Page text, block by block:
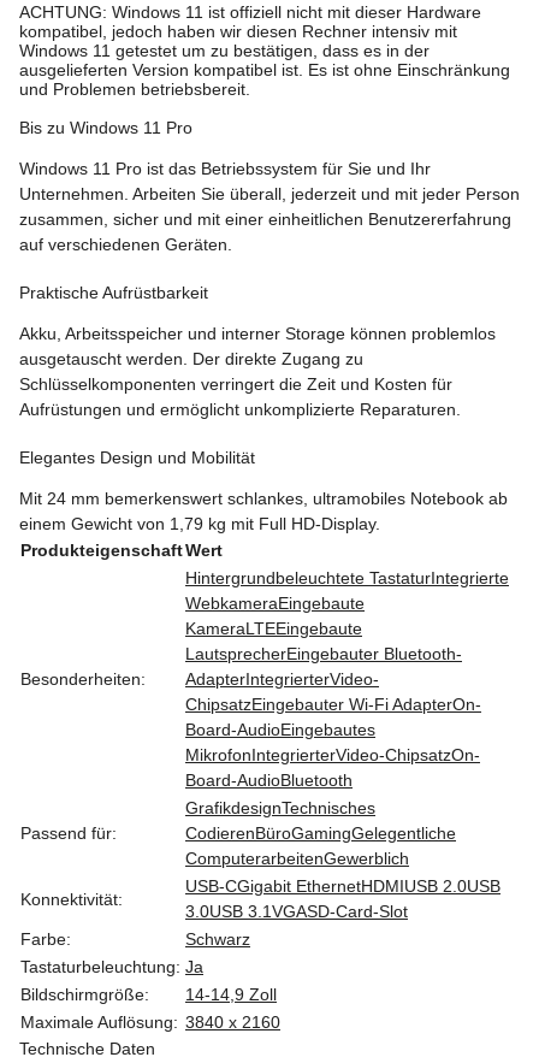
ACHTUNG: Windows 11 ist offiziell nicht mit dieser Hardware
kompatibel, jedoch haben wir diesen Rechner intensiv mit
Windows 11 getestet um zu bestätigen, dass es in der
ausgelieferten Version kompatibel ist. Es ist ohne Einschränkung
und Problemen betriebsbereit.
Bis zu Windows 11 Pro
Windows 11 Pro ist das Betriebssystem für Sie und Ihr
Unternehmen. Arbeiten Sie überall, jederzeit und mit jeder Person
zusammen, sicher und mit einer einheitlichen Benutzererfahrung
auf verschiedenen Geräten.
Praktische Aufrüstbarkeit
Akku, Arbeitsspeicher und interner Storage können problemlos
ausgetauscht werden. Der direkte Zugang zu
Schlüsselkomponenten verringert die Zeit und Kosten für
Aufrüstungen und ermöglicht unkomplizierte Reparaturen.
Elegantes Design und Mobilität
Mit 24 mm bemerkenswert schlankes, ultramobiles Notebook ab
einem Gewicht von 1,79 kg mit Full HD-Display.
ProdukteigenschaftWert
Besonderheiten:
Hintergrundbeleuchtete TastaturIntegrierte
WebkameraEingebaute
KameraLTEEingebaute
LautsprecherEingebauter Bluetooth-
AdapterIntegrierterVideo-
ChipsatzEingebauter Wi-Fi AdapterOn-
Board-AudioEingebautes
MikrofonIntegrierterVideo-ChipsatzOn-
Board-AudioBluetooth
Passend für:
GrafikdesignTechnisches
CodierenBüroGamingGelegentliche
ComputerarbeitenGewerblich
Konnektivität:
USB-CGigabit EthernetHDMIUSB 2.0USB
3.0USB 3.1VGASD-Card-Slot
Farbe:
Schwarz
Tastaturbeleuchtung: Ja
Bildschirmgröße:
14-14,9 Zoll
Maximale Auflösung: 3840 x 2160
Technische Daten